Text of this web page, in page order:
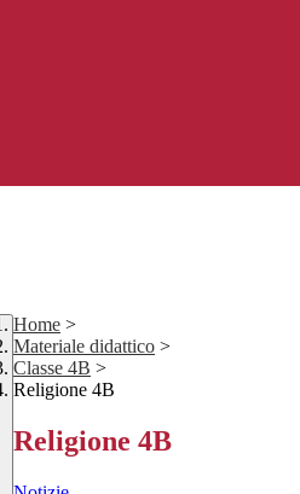
Home >
Materiale didattico >
Classe 4B >
Religione 4B
Religione 4B